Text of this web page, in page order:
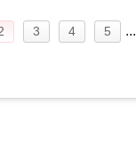
3 4 5 ...